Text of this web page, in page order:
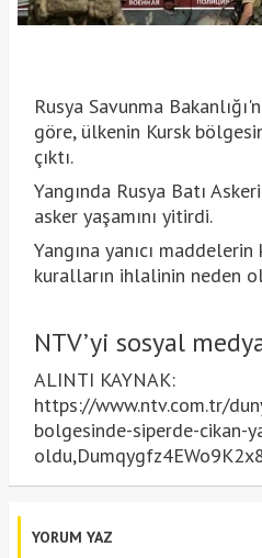
Rusya Savunma
göre, ülkenin Kursk
çıktı.
Yangında Rusya Batı
asker yaşamını yitirdi.
Yangına yanıcı
kuralların ihlalinin neden
NTV’yi sosyal
ALINTI KAYNAK:
https://www.ntv.com.tr/
bolgesinde-siperde-cikan-
YORUM YAZ